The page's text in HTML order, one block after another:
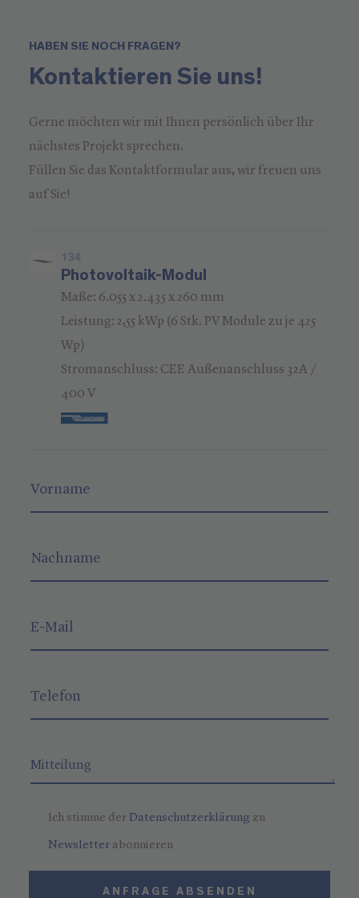
HABEN SIE NOCH FRAGEN?
Kontaktieren Sie uns!
Gerne möchten wir mit Ihnen persönlich über Ihr
nächstes Projekt sprechen.
Füllen Sie das Kontaktformular aus, wir freuen uns
auf Sie!
134
Photovoltaik-Modul
Maße: 6.055 x 2.435 x 260 mm
Leistung: 2,55 kWp (6 Stk. PV Module zu je 425
Wp)
Stromanschluss: CEE Außenanschluss 32A /
400 V
Ich stimme derDatenschutzerklärung zu
Newsletter abonnieren
ANFRAGE ABSENDEN